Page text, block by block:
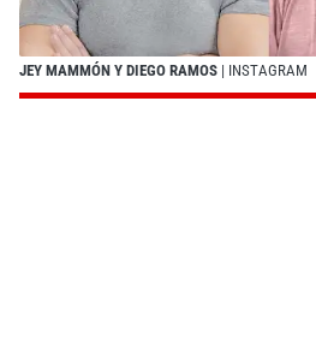
JEY MAMMÓN Y DIEGO RAMOS | INSTAGRAM